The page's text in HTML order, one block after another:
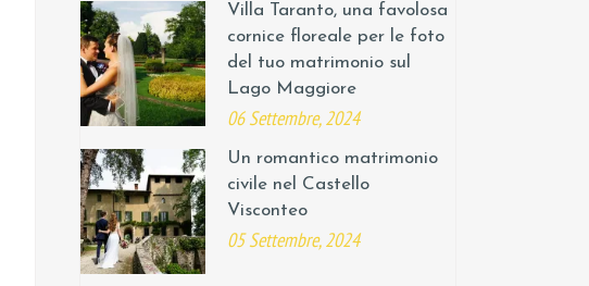
Villa Taranto, una favolosa
cornice floreale per le foto
del tuo matrimonio sul
Lago Maggiore
06 Settembre, 2024
Un romantico matrimonio
civile nel Castello
Visconteo
05 Settembre, 2024